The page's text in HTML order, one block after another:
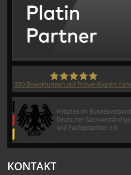
330 Bewertungen auf ProvenExpert.com
KONTAKT